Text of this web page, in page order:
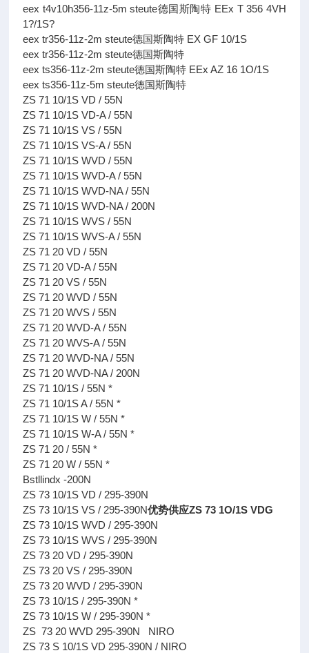
eex t4v10h356-11z-5m steute德国斯陶特 EEx T 356 4VH
1?/1S?
eex tr356-11z-2m steute德国斯陶特 EX GF 10/1S
eex tr356-11z-2m steute德国斯陶特
eex ts356-11z-2m steute德国斯陶特 EEx AZ 16 1O/1S
eex ts356-11z-5m steute德国斯陶特
ZS 71 10/1S VD / 55N
ZS 71 10/1S VD-A / 55N
ZS 71 10/1S VS / 55N
ZS 71 10/1S VS-A / 55N
ZS 71 10/1S WVD / 55N
ZS 71 10/1S WVD-A / 55N
ZS 71 10/1S WVD-NA / 55N
ZS 71 10/1S WVD-NA / 200N
ZS 71 10/1S WVS / 55N
ZS 71 10/1S WVS-A / 55N
ZS 71 20 VD / 55N
ZS 71 20 VD-A / 55N
ZS 71 20 VS / 55N
ZS 71 20 WVD / 55N
ZS 71 20 WVS / 55N
ZS 71 20 WVD-A / 55N
ZS 71 20 WVS-A / 55N
ZS 71 20 WVD-NA / 55N
ZS 71 20 WVD-NA / 200N
ZS 71 10/1S / 55N *
ZS 71 10/1S A / 55N *
ZS 71 10/1S W / 55N *
ZS 71 10/1S W-A / 55N *
ZS 71 20 / 55N *
ZS 71 20 W / 55N *
Bstllindx -200N
ZS 73 10/1S VD / 295-390N
ZS 73 10/1S VS / 295-390N优势供应ZS 73 1O/1S VDG
ZS 73 10/1S WVD / 295-390N
ZS 73 10/1S WVS / 295-390N
ZS 73 20 VD / 295-390N
ZS 73 20 VS / 295-390N
ZS 73 20 WVD / 295-390N
ZS 73 10/1S / 295-390N *
ZS 73 10/1S W / 295-390N *
ZS 73 20 WVD 295-390N NIRO
ZS 73 S 10/1S VD 295-390N / NIRO